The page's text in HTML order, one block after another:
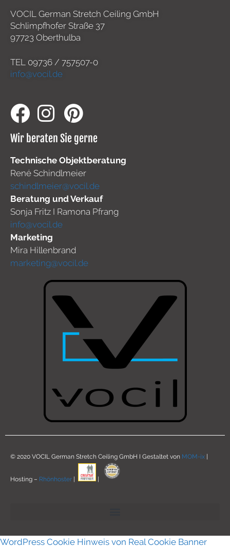
VOCIL German Stretch Ceiling GmbH
Schlimpfhofer Straße 37
97723 Oberthulba
TEL 09736 / 757507-0
info@vocil.de
Wir beraten Sie gerne
Technische Objektberatung
René Schindlmeier
schindlmeier@vocil.de
Beratung und Verkauf
Sonja Fritz I Ramona Pfrang
info@vocil.de
Marketing
Mira Hillenbrand
marketing@vocil.de
© 2020 VOCIL German Stretch Ceiling GmbH I Gestaltet von MOM-ix |
Hosting – Rhönhoster | |
WordPress Cookie Hinweis von Real Cookie Banner